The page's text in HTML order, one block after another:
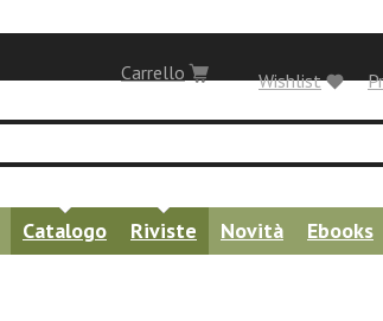
Carrello Wishlist
Catalogo Riviste Novità Ebooks